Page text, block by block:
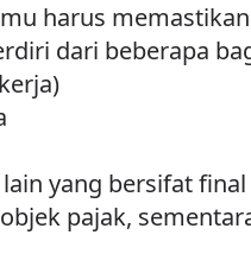
harus
dari beberapa
yang bersifat final
pajak,